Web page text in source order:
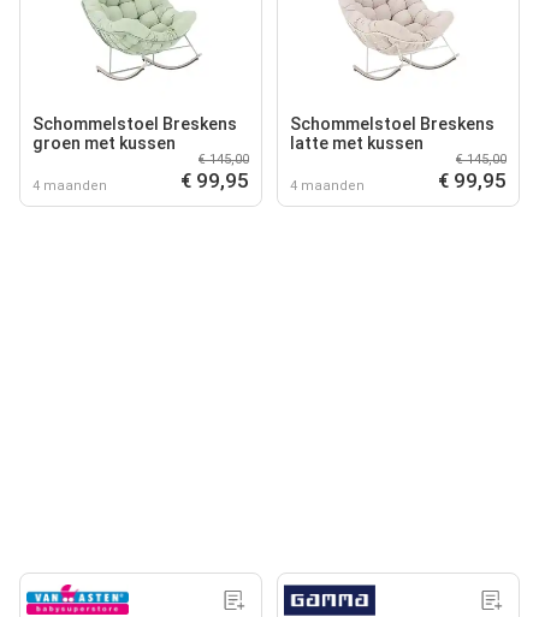
Schommelstoel Breskens
groen met kussen
4 maanden
€ 145,00
€ 99,95
Schommelstoel Breskens
latte met kussen
4 maanden
€ 145,00
€ 99,95